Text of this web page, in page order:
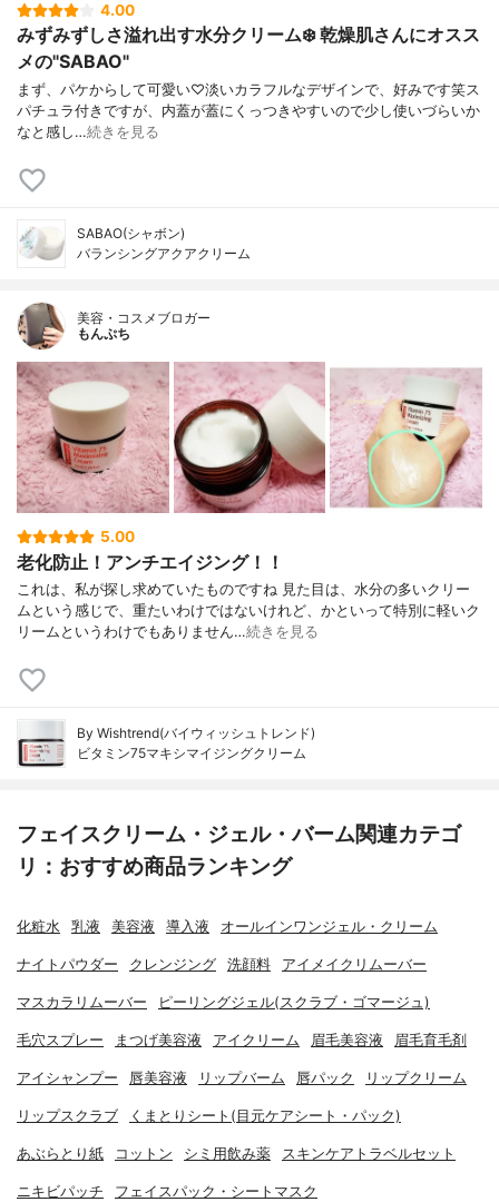
4.00
みずみずしさ溢れ出す水分クリーム❄️ 乾燥肌さんにオスス
メの"SABAO"
まず、パケからして可愛い♡淡いカラフルなデザインで、好みです笑ス
パチュラ付きですが、内蓋が蓋にくっつきやすいので少し使いづらいか
なと感し…続きを見る
SABAO(シャボン)
バランシングアクアクリーム
美容・コスメブロガー
もんぷち
5.00
老化防止！アンチエイジング！！
これは、私が探し求めていたものですね 見た目は、水分の多いクリー
ムという感じで、重たいわけではないけれど、かといって特別に軽いク
リームというわけでもありません…続きを見る
By Wishtrend(バイウィッシュトレンド)
ビタミン75マキシマイジングクリーム
フェイスクリーム・ジェル・バーム関連カテゴ
リ：おすすめ商品ランキング
化粧水 乳液 美容液 導入液 オールインワンジェル・クリーム
ナイトパウダー クレンジング 洗顔料 アイメイクリムーバー
マスカラリムーバー ピーリングジェル(スクラブ・ゴマージュ)
毛穴スプレー まつげ美容液 アイクリーム 眉毛美容液 眉毛育毛剤
アイシャンプー 唇美容液 リップバーム 唇パック リップクリーム
リップスクラブ くまとりシート(目元ケアシート・パック)
あぶらとり紙 コットン シミ用飲み薬 スキンケアトラベルセット
ニキビパッチ フェイスパック・シートマスク